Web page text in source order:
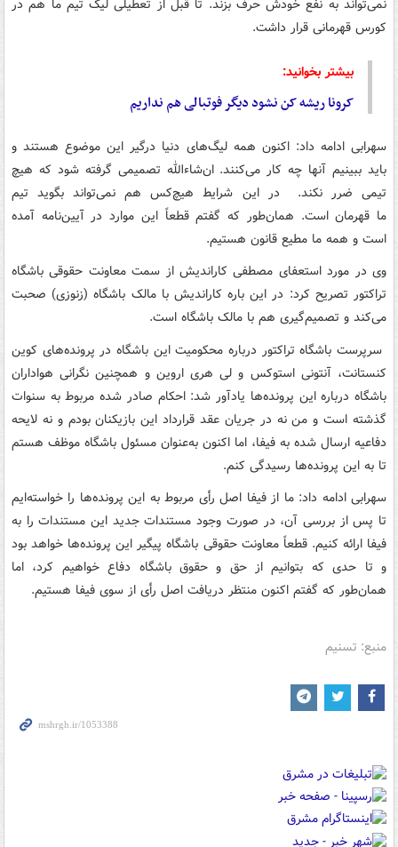
نمی‌تواند به نفع خودش حرف بزند. تا قبل از تعطیلی لیگ تیم ما هم در
کورس قهرمانی قرار داشت.
بیشتر بخوانید:
کرونا ریشه کن نشود دیگر فوتبالی هم نداریم
سهرابی ادامه داد: اکنون همه لیگ‌های دنیا درگیر این موضوع هستند و
باید ببینیم آنها چه کار می‌کنند. ان‌شاءالله تصمیمی گرفته شود که هیچ
تیمی ضرر نکند. در این شرایط هیچ‌کس هم نمی‌تواند بگوید تیم
ما قهرمان است. همان‌طور که گفتم قطعاً این موارد در آیین‌نامه آمده
است و همه ما مطیع قانون هستیم.
وی در مورد استعفای مصطفی کاراندیش از سمت معاونت حقوقی باشگاه
تراکتور تصریح کرد: در این باره کاراندیش با مالک باشگاه (زنوزی) صحبت
می‌کند و تصمیم‌گیری هم با مالک باشگاه است.
سرپرست باشگاه تراکتور درباره محکومیت این باشگاه در پرونده‌های کوین
کنستانت، آنتونی استوکس و لی هری اروین و همچنین نگرانی هواداران
باشگاه درباره این پرونده‌ها یادآور شد: احکام صادر شده مربوط به سنوات
گذشته است و من نه در جریان عقد قرارداد این بازیکنان بودم و نه لایحه
دفاعیه ارسال شده به فیفا، اما اکنون به‌عنوان مسئول باشگاه موظف هستم
تا به این پرونده‌ها رسیدگی کنم.
سهرابی ادامه داد: ما از فیفا اصل رأی مربوط به این پرونده‌ها را خواسته‌ایم
تا پس از بررسی آن، در صورت وجود مستندات جدید این مستندات را به
فیفا ارائه کنیم. قطعاً معاونت حقوقی باشگاه پیگیر این پرونده‌ها خواهد بود
و تا حدی که بتوانیم از حق و حقوق باشگاه دفاع خواهیم کرد، اما
همان‌طور که گفتم اکنون منتظر دریافت اصل رأی از سوی فیفا هستیم.
منبع: تسنیم